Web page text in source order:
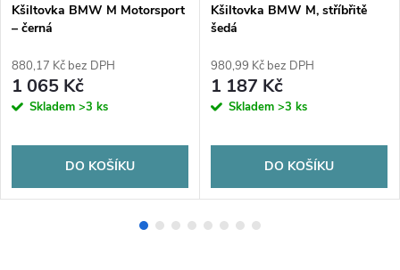
Kšiltovka BMW M Motorsport
– černá
880,17 Kč bez DPH
1 065 Kč
Skladem >3 ks
DO KOŠÍKU
Kšiltovka BMW M, stříbřitě
šedá
980,99 Kč bez DPH
1 187 Kč
Skladem >3 ks
DO KOŠÍKU